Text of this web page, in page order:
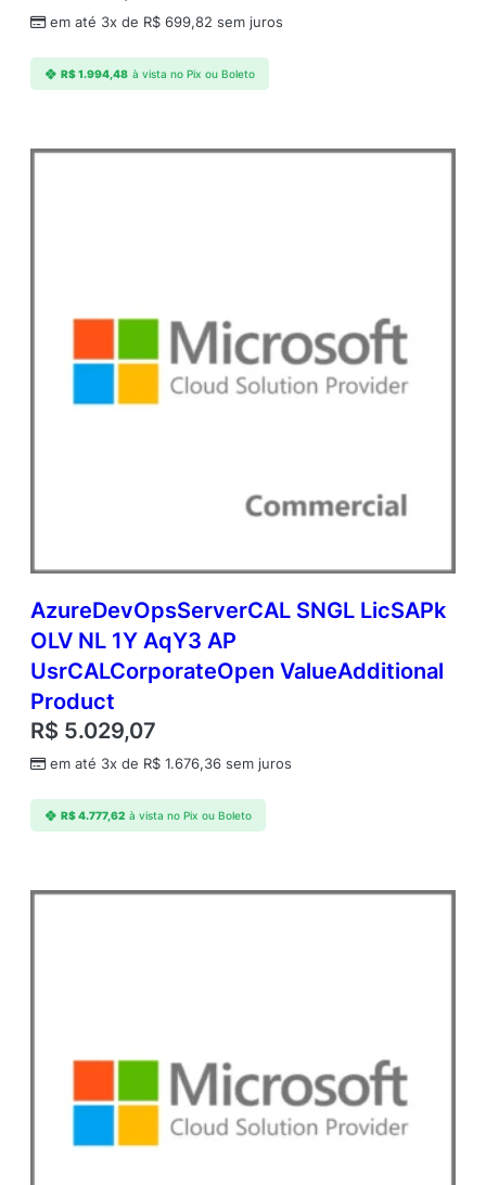
em até 3x de R$ 699,82 sem juros
R$1.994,48 à vista no Pix ou Boleto
AzureDevOpsServerCAL SNGL LicSAPk
OLV NL 1Y AqY3 AP
UsrCALCorporateOpen ValueAdditional
Product
R$ 5.029,07
em até 3x de R$ 1.676,36 sem juros
R$4.777,62 à vista no Pix ou Boleto